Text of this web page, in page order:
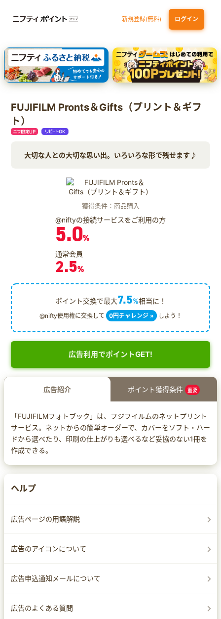
新規登録(無料) ログイン
dカード GOLD 三井住友カード ゴールド（NL）（家族カード発行）
【実質初月無料】DMM | Disney+(ディズニープラス) セットプラン
SBI証券 確定拠出年金（iDeCo）
FUJIFILM Pronts＆Gifts（プリント＆ギフ
ト）
大切な人との大切な思い出。いろいろな形で残せます♪
獲得条件：商品購入
@niftyの接続サービスをご利用の方
5.0%
通常会員
2.5%
ポイント交換で最大7.5%相当に！
@nifty使用権に交換して 0円チャレンジ » しよう！
広告利用でポイントGET!
広告紹介 ポイント獲得条件 重要
「FUJIFILMフォトブック」は、フジフイルムのネットプリント
サービス。ネットからの簡単オーダーで、カバーをソフト・ハー
ドから選べたり、印刷の仕上がりも選べるなど妥協のない1冊を
作成できる。
ヘルプ
広告ページの用語解説
広告のアイコンについて
広告申込通知メールについて
広告のよくある質問